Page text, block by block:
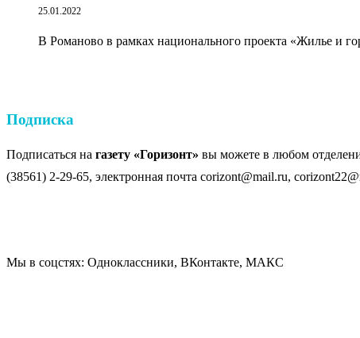
25.01.2022
В Романово в рамках национального проекта «Жилье и
Подписка
Подписаться на газету «Горизонт» вы можете в любом
(38561) 2-29-65, электронная почта corizont@mail.ru,
Мы в соцстях: Одноклассники, ВКонтакте, МАКС